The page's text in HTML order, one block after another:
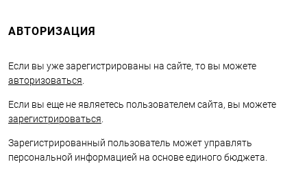
АВТОРИЗАЦИЯ
Если вы уже зарегистрированы на сайте, то вы можете
авторизоваться
Если вы еще не являетесь пользователем сайта, вы можете
зарегистрироваться
Зарегистрированный пользователь может управлять
персональной информацией на основе единого бюджета.